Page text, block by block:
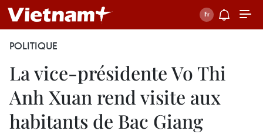
POLITIQUE
La vice-présidente Vo Thi
Anh Xuan rend visite aux
habitants de Bac Giang